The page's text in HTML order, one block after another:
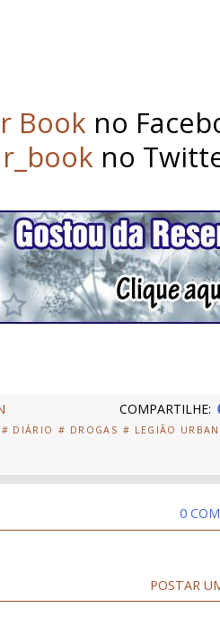
Book no
no
COMPARTILHE:
# DIÁRIO # DROGAS # LEGIÃO
0
POSTAR